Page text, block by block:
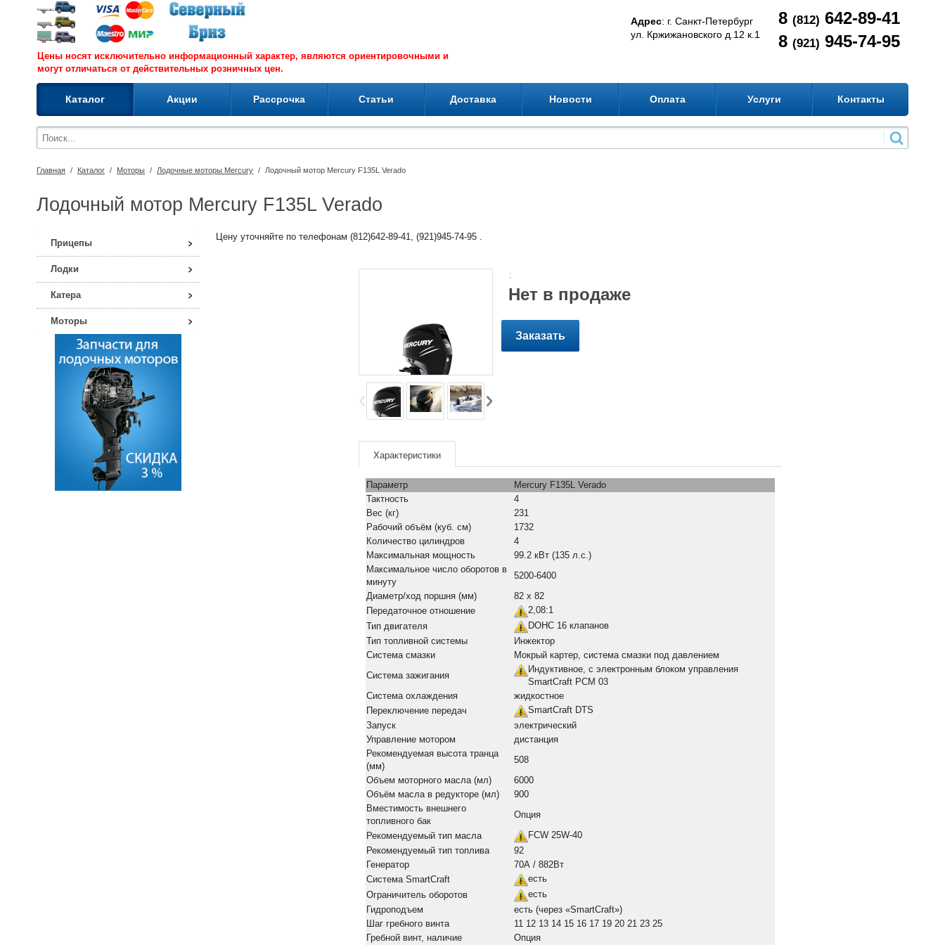
Цены носят исключительно информационный характер, являются ориентировочными и
могут отличаться от действительных розничных цен.
Адрес: г. Санкт-Петербург
ул. Кржижановского д.12 к.1
8 (812) 642-89-41
8 (921) 945-74-95
Каталог Акции Рассрочка Статьи Доставка Новости Оплата Услуги Контакты
Главная / Каталог / Моторы / Лодочные моторы Mercury / Лодочный мотор Mercury F135L Verado
Лодочный мотор Mercury F135L Verado
Прицепы
Лодки
Катера
Моторы
Цену уточняйте по телефонам (812)642-89-41, (921)945-74-95 .
:
Нет в продаже
Заказать
Характеристики
Параметр
Mercury F135L Verado
Тактность
4
Вес (кг)
231
Рабочий объём (куб. см)
1732
Количество цилиндров
4
Максимальная мощность
99.2 кВт (135 л.с.)
Максимальное число оборотов в
минуту
5200-6400
Диаметр/ход поршня (мм)
82 х 82
Передаточное отношение
2,08:1
Тип двигателя
DOHC 16 клапанов
Тип топливной системы
Инжектор
Система смазки
Мокрый картер, система смазки под давлением
Система зажигания
Индуктивное, с электронным блоком управления
SmartCraft PCM 03
Система охлаждения
жидкостное
Переключение передач
SmartCraft DTS
Запуск
электрический
Управление мотором
дистанция
Рекомендуемая высота транца
(мм)
508
Объем моторного масла (мл)
6000
Объём масла в редукторе (мл)
900
Вместимость внешнего
топливного бак
Опция
Рекомендуемый тип масла
FCW 25W-40
Рекомендуемый тип топлива
92
Генератор
70А / 882Вт
Система SmartCraft
есть
Ограничитель оборотов
есть
Гидроподъем
есть (через «SmartCraft»)
Шаг гребного винта
11 12 13 14 15 16 17 19 20 21 23 25
Гребной винт, наличие
Опция